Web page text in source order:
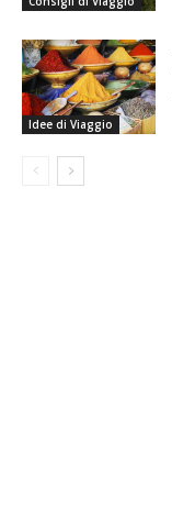
Idee di Viaggio